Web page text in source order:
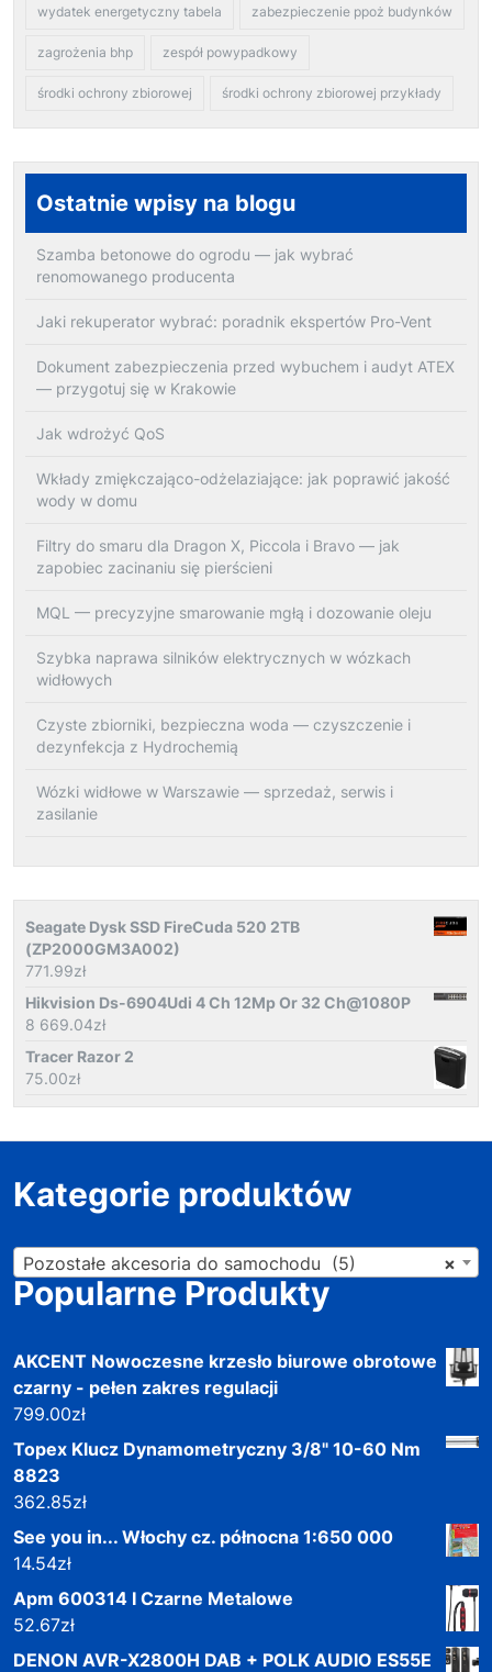
wydatek energetyczny tabela zabezpieczenie ppoż budynków
zagrożenia bhp zespół powypadkowy
środki ochrony zbiorowej środki ochrony zbiorowej przykłady
Ostatnie wpisy na blogu
Szamba betonowe do ogrodu — jak wybrać
renomowanego producenta
Jaki rekuperator wybrać: poradnik ekspertów Pro-Vent
Dokument zabezpieczenia przed wybuchem i audyt ATEX
— przygotuj się w Krakowie
Jak wdrożyć QoS
Wkłady zmiękczająco-odżelaziające: jak poprawić jakość
wody w domu
Filtry do smaru dla Dragon X, Piccola i Bravo — jak
zapobiec zacinaniu się pierścieni
MQL — precyzyjne smarowanie mgłą i dozowanie oleju
Szybka naprawa silników elektrycznych w wózkach
widłowych
Czyste zbiorniki, bezpieczna woda — czyszczenie i
dezynfekcja z Hydrochemią
Wózki widłowe w Warszawie — sprzedaż, serwis i
zasilanie
Seagate Dysk SSD FireCuda 520 2TB
(ZP2000GM3A002)
771.99zł
Hikvision Ds-6904Udi 4 Ch 12Mp Or 32 Ch@1080P
8 669.04zł
Tracer Razor 2
75.00zł
Kategorie produktów
×
Pozostałe akcesoria do samochodu (5)
Popularne Produkty
AKCENT Nowoczesne krzesło biurowe obrotowe
czarny - pełen zakres regulacji
799.00zł
Topex Klucz Dynamometryczny 3/8" 10-60 Nm
8823
362.85zł
See you in... Włochy cz. północna 1:650 000
14.54zł
Apm 600314 I Czarne Metalowe
52.67zł
DENON AVR-X2800H DAB + POLK AUDIO ES55E